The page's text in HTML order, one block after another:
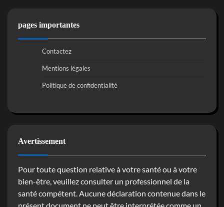
pages importantes
Contactez
Mentions légales
Politique de confidentialité
Avertissement
Pour toute question relative à votre santé ou à votre
bien-être, veuillez consulter un professionnel de la
santé compétent. Aucune déclaration contenue dans le